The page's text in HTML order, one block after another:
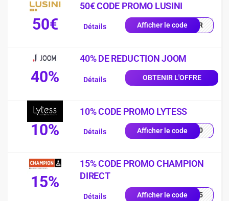
50€
50€ CODE PROMO LUSINI
Afficher le code0-FR
Détails
40%
40% DE REDUCTION JOOM
OBTENIR L'OFFRE
Détails
10%
10% CODE PROMO LYTESS
Afficher le codeSS10
Détails
15%
15% CODE PROMO CHAMPION
DIRECT
Afficher le codeUE15
Détails